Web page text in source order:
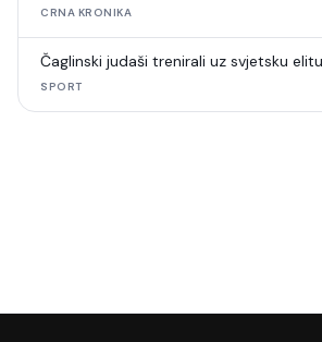
CRNA KRONIKA
Čaglinski judaši trenirali uz svjetsku elitu
SPORT